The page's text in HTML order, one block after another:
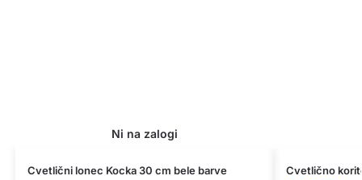
Cvetlični lonec Kocka 30 cm bele barve Cvetlično